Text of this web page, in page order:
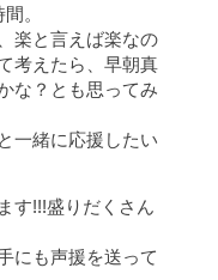
。
楽と言えば楽なの
考えたら、早朝真
な？とも思ってみ
一緒に応援したい
す!!!盛りだくさん
にも声援を送って